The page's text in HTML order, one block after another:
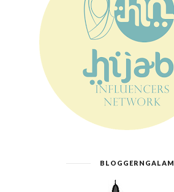
BLOGGERNGALAM